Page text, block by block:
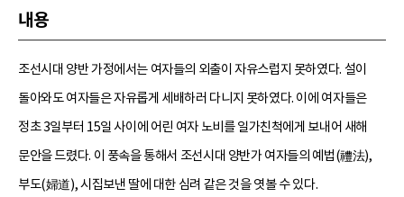
내용
조선시대 양반 가정에서는 여자들의 외출이 자유스럽지 못하였다. 설이
돌아와도 여자들은 자유롭게 세배하러 다니지 못하였다. 이에 여자들은
정초 3일부터 15일 사이에 어린 여자 노비를 일가친척에게 보내어 새해
문안을 드렸다. 이 풍속을 통해서 조선시대 양반가 여자들의 예법(禮法),
부도(婦道), 시집보낸 딸에 대한 심려 같은 것을 엿볼 수 있다.